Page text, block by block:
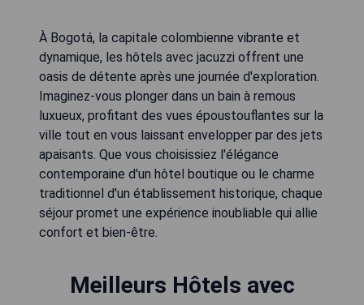
À Bogotá, la capitale colombienne vibrante et
dynamique, les hôtels avec jacuzzi offrent une
oasis de détente après une journée d'exploration.
Imaginez-vous plonger dans un bain à remous
luxueux, profitant des vues époustouflantes sur la
ville tout en vous laissant envelopper par des jets
apaisants. Que vous choisissiez l'élégance
contemporaine d'un hôtel boutique ou le charme
traditionnel d'un établissement historique, chaque
séjour promet une expérience inoubliable qui allie
confort et bien-être.
Meilleurs Hôtels avec